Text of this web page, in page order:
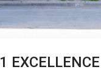
EXCELLENCE